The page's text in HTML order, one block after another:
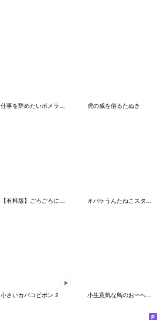
仕事を辞めたいポメラニアン3 (TC) 虎の威を借るたぬき
小さいカバコビポン 2 小生意気な鳥のおーへい６夏